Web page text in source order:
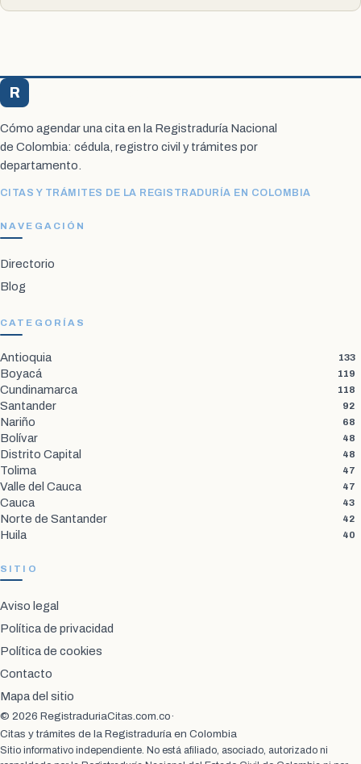
R
Cómo agendar una cita en la Registraduría Nacional
de Colombia: cédula, registro civil y trámites por
departamento.
CITAS Y TRÁMITES DE LA REGISTRADURÍA EN COLOMBIA
NAVEGACIÓN
Directorio
Blog
CATEGORÍAS
Antioquia 133
Boyacá 119
Cundinamarca 118
Santander 92
Nariño 68
Bolívar 48
Distrito Capital 48
Tolima 47
Valle del Cauca 47
Cauca 43
Norte de Santander 42
Huila 40
SITIO
Aviso legal
Política de privacidad
Política de cookies
Contacto
Mapa del sitio
© 2026 RegistraduriaCitas.com.co·
Citas y trámites de la Registraduría en Colombia
Sitio informativo independiente. No está afiliado, asociado, autorizado ni